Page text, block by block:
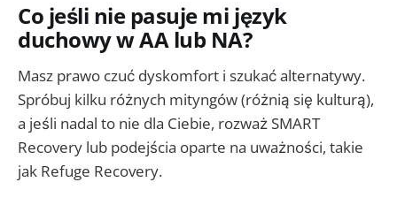
Co jeśli nie pasuje mi język
duchowy w AA lub NA?
Masz prawo czuć dyskomfort i szukać alternatywy.
Spróbuj kilku różnych mityngów (różnią się kulturą),
a jeśli nadal to nie dla Ciebie, rozważ SMART
Recovery lub podejścia oparte na uważności, takie
jak Refuge Recovery.